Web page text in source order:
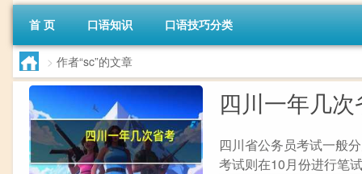
首 页 口语知识 口语技巧分类
> 作者“sc”的文章
四川一年几
四川省公务员考试一般
考试则在10月份进行笔